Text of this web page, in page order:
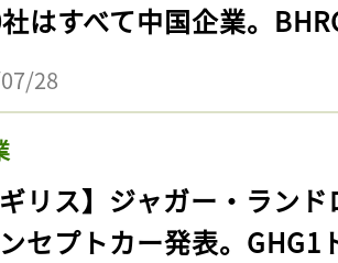
はすべて中国企業。
28
ギリス】ジャガー・ラン
セプトカー発表。GHG1